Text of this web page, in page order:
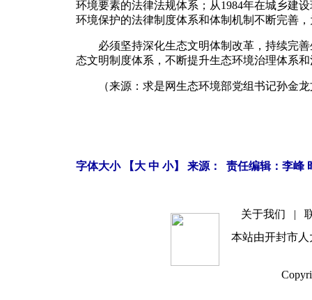
环境要素的法律法规体系；从1984年在城乡建
环境保护的法律制度体系和体制机制不断完善
必须坚持深化生态文明体制改革，持续完善
态文明制度体系，不断提升生态环境治理体系
（来源：求是网生态环境部党组书记孙金龙
字体大小 【大 中 小】 来源： 责任编辑：李峰
关于我们 |
本站由开封市